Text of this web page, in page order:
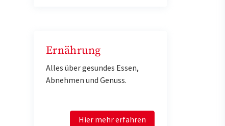
Ernährung
Alles über gesundes Essen,
Abnehmen und Genuss.
Hier mehr erfahren